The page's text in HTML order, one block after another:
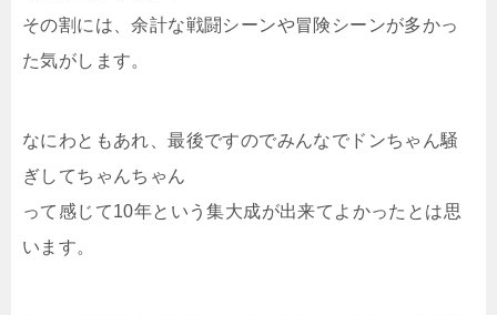
その割には、余計な戦闘シーンや冒険シーンが多かっ
た気がします。
なにわともあれ、最後ですのでみんなでドンちゃん騒
ぎしてちゃんちゃん
って感じて10年という集大成が出来てよかったとは思
います。